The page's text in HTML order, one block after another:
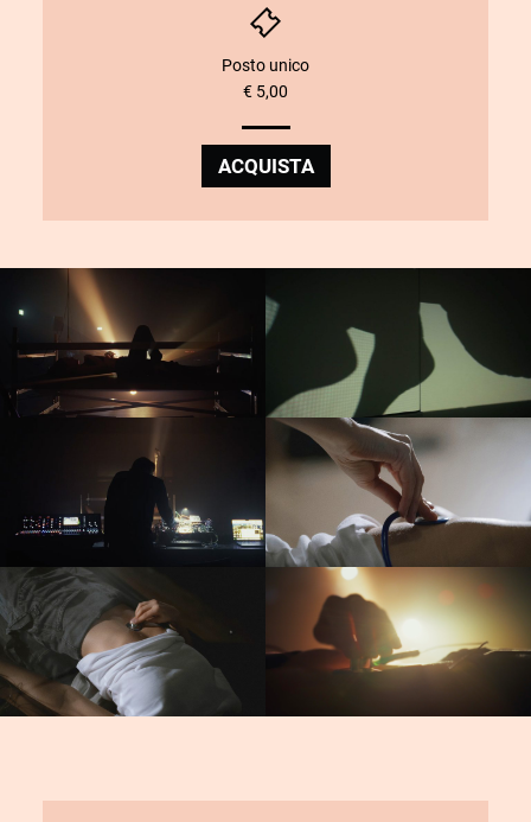
Posto unico
€ 5,00
ACQUISTA